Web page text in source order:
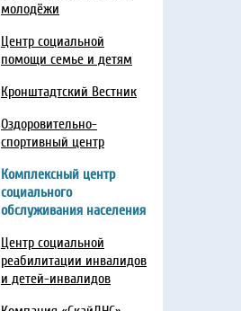
молодёжи
Центр социальной
помощи семье и детям
Кронштадтский Вестник
Оздоровительно-
спортивный центр
Комплексный центр
социального
обслуживания населения
Центр социальной
реабилитации инвалидов
и детей-инвалидов